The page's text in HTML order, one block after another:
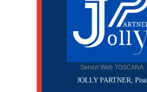
Servizi Web TOSCANA
JOLLY PARTNER, Pisa